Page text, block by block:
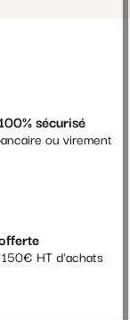
sécurisé
ou virement
HT d'achats